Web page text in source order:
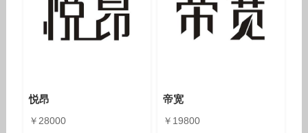
悦昂
￥28000
帝宽
￥19800